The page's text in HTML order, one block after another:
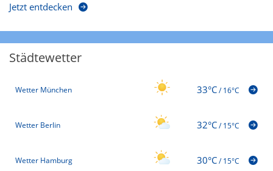
Jetzt entdecken
Städtewetter
Wetter München 33°C/16°C
Wetter Berlin 32°C/15°C
Wetter Hamburg 30°C/15°C